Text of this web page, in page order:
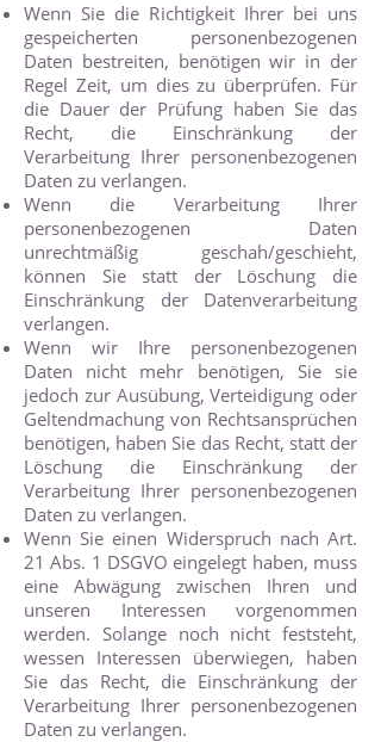
Wenn Sie die Richtigkeit Ihrer bei uns
gespeicherten personenbezogenen
Daten bestreiten, benötigen wir in der
Regel Zeit, um dies zu überprüfen. Für
die Dauer der Prüfung haben Sie das
Recht, die Einschränkung der
Verarbeitung Ihrer personenbezogenen
Daten zu verlangen.
Wenn die Verarbeitung Ihrer
personenbezogenen Daten
unrechtmäßig geschah/geschieht,
können Sie statt der Löschung die
Einschränkung der Datenverarbeitung
verlangen.
Wenn wir Ihre personenbezogenen
Daten nicht mehr benötigen, Sie sie
jedoch zur Ausübung, Verteidigung oder
Geltendmachung von Rechtsansprüchen
benötigen, haben Sie das Recht, statt der
Löschung die Einschränkung der
Verarbeitung Ihrer personenbezogenen
Daten zu verlangen.
Wenn Sie einen Widerspruch nach Art.
21 Abs. 1 DSGVO eingelegt haben, muss
eine Abwägung zwischen Ihren und
unseren Interessen vorgenommen
werden. Solange noch nicht feststeht,
wessen Interessen überwiegen, haben
Sie das Recht, die Einschränkung der
Verarbeitung Ihrer personenbezogenen
Daten zu verlangen.